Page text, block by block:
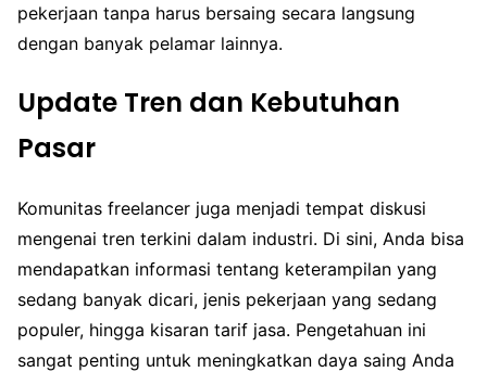
pekerjaan tanpa harus bersaing secara langsung
dengan banyak pelamar lainnya.
Update Tren dan Kebutuhan
Pasar
Komunitas freelancer juga menjadi tempat diskusi
mengenai tren terkini dalam industri. Di sini, Anda bisa
mendapatkan informasi tentang keterampilan yang
sedang banyak dicari, jenis pekerjaan yang sedang
populer, hingga kisaran tarif jasa. Pengetahuan ini
sangat penting untuk meningkatkan daya saing Anda